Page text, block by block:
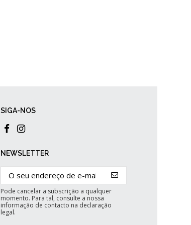
SIGA-NOS
NEWSLETTER
Pode cancelar a subscrição a qualquer
momento. Para tal, consulte a nossa
informação de contacto na declaração
legal.